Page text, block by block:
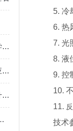
应力路径三轴仪在土壤与岩石力学中的应用探讨
收缩测试仪在建筑材料研究中的应用与发展趋势
全自动三轴压缩仪的试验流程是什么？
拓测仪器设备有限公司
5. 冷却
6. 热
7. 光照
8. 液位
9. 控制
10. 不
11.
技术